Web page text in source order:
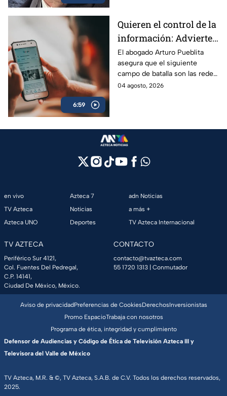
6:59
Quieren el control de la
información: Advierten
riesgos por nuevos
lineamiento para
medios de
comunicación en
El abogado Arturo Pueblita
asegura que el siguiente
campo de batalla son las redes
sociales, pues lo que se quiere
04 agosto, 2026
en vivo
TV Azteca
Azteca UNO
Azteca 7
Noticias
Deportes
adn Noticias
a más +
TV Azteca Internacional
TV AZTECA
Periférico Sur 4121,
Col. Fuentes Del Pedregal,
C.P. 14141,
Ciudad De México, México.
CONTACTO
contacto@tvazteca.com
55 1720 1313 | Conmutador
TV Azteca, M.R. & ©, TV Azteca, S.A.B. de C.V. Todos los derechos reservados,
2025.
Aviso de privacidadPreferencias de CookiesDerechosInversionistas
Promo EspacioTrabaja con nosotros
Programa de ética, integridad y cumplimiento
Defensor de Audiencias y Código de Ética de Televisión Azteca III y
Televisora del Valle de México